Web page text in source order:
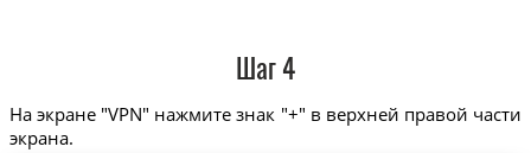
Шаг 4
На экране "VPN" нажмите знак "+" в верхней правой части
экрана.